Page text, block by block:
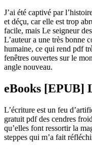
J’ai été captivé par
et déçu, car elle est trop
facile, mais Le seigneur
L’auteur a une très bonne
humaine, ce qui rend pdf
fenêtres ouvertes sur le
angle nouveau.
eBooks [EPUB]
L’écriture est un feu
gratuit pdf des cendres
qu’elles font ressortir la
steppes qui m’a fait